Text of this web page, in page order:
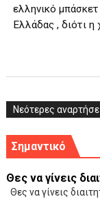
ελληνικό
Ελλάδας , διότι η
Νεότερες
Σημαντικό
Θες να γίνεις
Θες να γίνεις